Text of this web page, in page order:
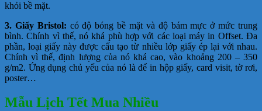
khỏi bề mặt.
3. Giấy Bristol: có độ bóng bề mặt và độ bám mực ở mức trung
bình. Chính vì thế, nó khá phù hợp với các loại máy in Offset. Đa
phần, loại giấy này được cấu tạo từ nhiều lớp giấy ép lại với nhau.
Chính vì thế, định lượng của nó khá cao, vào khoảng 200 – 350
g/m2. Ứng dụng chủ yếu của nó là để in hộp giấy, card visit, tờ rơi,
poster…
Mẫu Lịch Tết Mua Nhiều